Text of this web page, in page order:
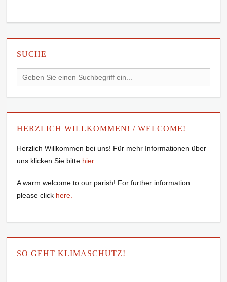
SUCHE
Search
for:
HERZLICH WILLKOMMEN! / WELCOME!
Herzlich Willkommen bei uns! Für mehr Informationen über
uns klicken Sie bitte hier.
A warm welcome to our parish! For further information
please click here.
SO GEHT KLIMASCHUTZ!